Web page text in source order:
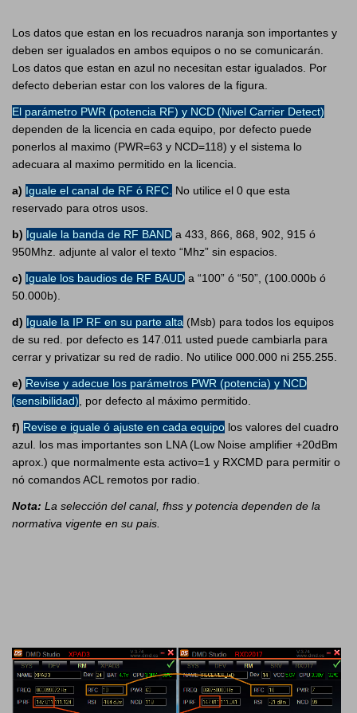
Los datos que estan en los recuadros naranja son importantes y
deben ser igualados en ambos equipos o no se comunicarán.
Los datos que estan en azul no necesitan estar igualados. Por
defecto deberian estar con los valores de la figura.
El parámetro PWR (potencia RF) y NCD (Nivel Carrier Detect)
dependen de la licencia en cada equipo, por defecto puede
ponerlos al maximo (PWR=63 y NCD=118) y el sistema lo
adecuara al maximo permitido en la licencia.
a) Iguale el canal de RF ó RFC. No utilice el 0 que esta
reservado para otros usos.
b) Iguale la banda de RF BAND a 433, 866, 868, 902, 915 ó
950Mhz. adjunte al valor el texto “Mhz” sin espacios.
c) Iguale los baudios de RF BAUD a “100” ó “50”, (100.000b ó
50.000b).
d) Iguale la IP RF en su parte alta (Msb) para todos los equipos
de su red. por defecto es 147.011 usted puede cambiarla para
cerrar y privatizar su red de radio. No utilice 000.000 ni 255.255.
e) Revise y adecue los parámetros PWR (potencia) y NCD
(sensibilidad) , por defecto al máximo permitido.
f) Revise e iguale ó ajuste en cada equipo los valores del cuadro
azul. los mas importantes son LNA (Low Noise amplifier +20dBm
aprox.) que normalmente esta activo=1 y RXCMD para permitir o
nó comandos ACL remotos por radio.
Nota: La selección del canal, fhss y potencia dependen de la
normativa vigente en su pais.